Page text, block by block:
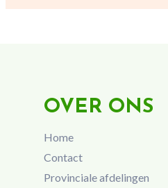
OVER ONS
Home
Contact
Provinciale afdelingen